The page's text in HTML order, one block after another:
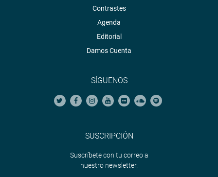
Contrastes
Agenda
Editorial
Damos Cuenta
SÍGUENOS
SUSCRIPCIÓN
Suscríbete con tu correo a
nuestro newsletter.